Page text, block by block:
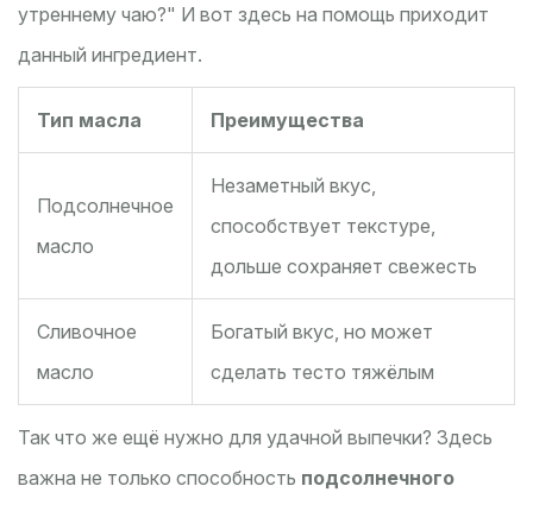
утреннему чаю?" И вот здесь на помощь приходит
данный ингредиент.
Тип масла Преимущества
Подсолнечное
масло
Незаметный вкус,
способствует текстуре,
дольше сохраняет свежесть
Сливочное
масло
Богатый вкус, но может
сделать тесто тяжёлым
Так что же ещё нужно для удачной выпечки? Здесь
важна не только способность подсолнечного